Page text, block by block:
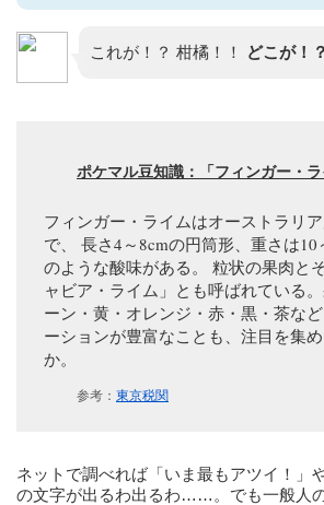
これが！？ 柑橘！！ どこが！？
ポケマル豆知識：「フィンガー・
フィンガー・ライムはオーストラリ
で、 長さ4～8cmの円筒形、重さは10
のような酸味がある。 粒状の果肉と
ャビア・ライム」とも呼ばれている
ーン・黄・オレンジ・赤・黒・茶な
ーションが豊富なことも、注目を集
か。
参考： 東京税関
ネットで調べれば「いま最もアツイ！」
の文字が出るわ出るわ……。でも一般人